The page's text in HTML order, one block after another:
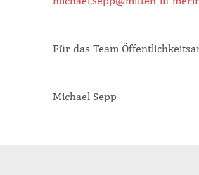
Für das Team
Michael Sepp